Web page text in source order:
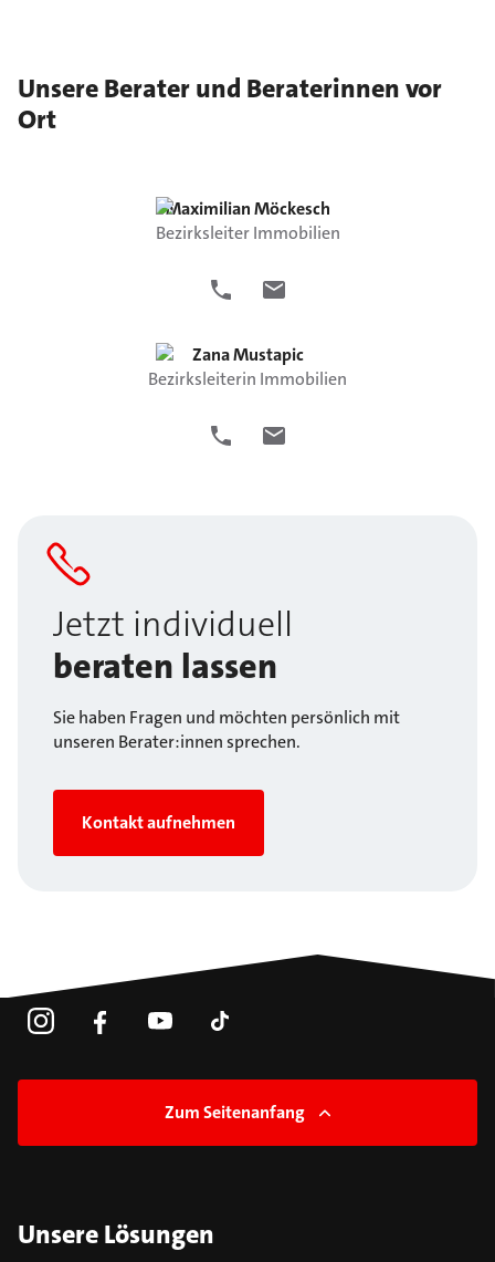
Unsere Berater und Beraterinnen vor
Ort
MaximilianMöckesch
Bezirksleiter Immobilien
ZanaMustapic
Bezirksleiterin Immobilien
Jetzt individuell
beraten lassen
Sie haben Fragen und möchten persönlich mit
unseren Berater:innen sprechen.
Kontakt aufnehmen
Zum Seitenanfang
Unsere Lösungen